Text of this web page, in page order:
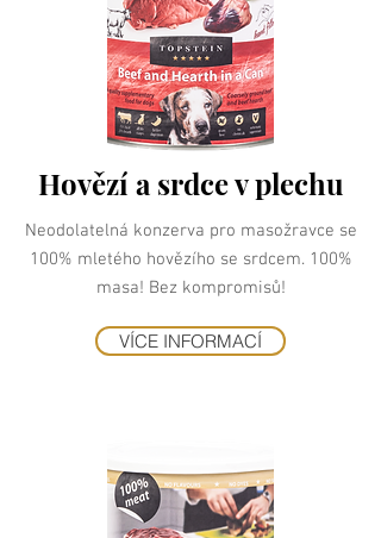
Hovězí a srdce v plechu
Neodolatelná konzerva pro masožravce se
100% mletého hovězího se srdcem. 100%
masa! Bez kompromisů!
VÍCE INFORMACÍ